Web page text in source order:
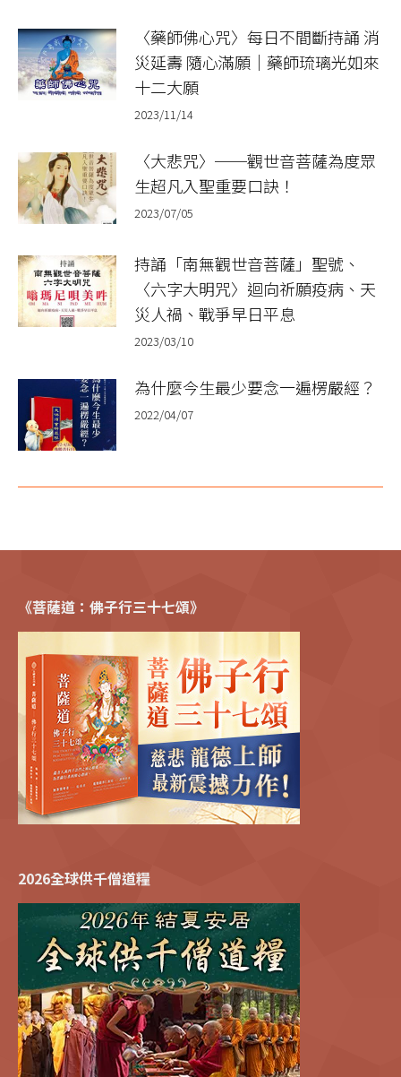
〈藥師佛心咒〉每日不間斷持誦 消
災延壽 隨心滿願｜藥師琉璃光如來
十二大願
2023/11/14
〈大悲咒〉──觀世音菩薩為度眾
生超凡入聖重要口訣！
2023/07/05
持誦「南無觀世音菩薩」聖號、
〈六字大明咒〉迴向祈願疫病、天
災人禍、戰爭早日平息
2023/03/10
為什麼今生最少要念一遍楞嚴經？
2022/04/07
《菩薩道：佛子行三十七頌》
2026全球供千僧道糧